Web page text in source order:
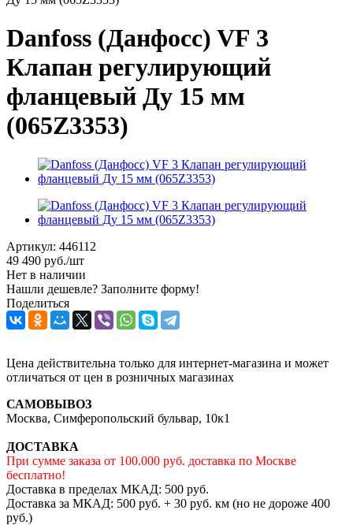
Danfoss (Данфосс) VF 3
Клапан регулирующий
фланцевый Ду 15 мм
(065Z3353)
Артикул: 446112
49 490 руб./шт
Нет в наличии
Нашли дешевле? Заполните форму!
Поделиться
Цена действительна только для интернет-магазина и может
отличаться от цен в розничных магазинах
САМОВЫВОЗ
Москва, Симферопольский бульвар, 10к1
ДОСТАВКА
При сумме заказа от 100.000 руб. доставка по Москве
бесплатно!
Доставка в пределах МКАД: 500 руб.
Доставка за МКАД: 500 руб. + 30 руб. км (но не дороже 400
руб.)